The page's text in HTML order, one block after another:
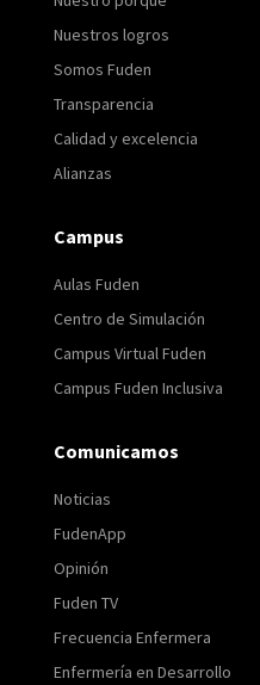
Nuestros logros
Somos Fuden
Transparencia
Calidad y excelencia
Alianzas
Campus
Aulas Fuden
Centro de Simulación
Campus Virtual Fuden
Campus Fuden Inclusiva
Comunicamos
Noticias
FudenApp
Opinión
Fuden TV
Frecuencia Enfermera
Enfermería en Desarrollo